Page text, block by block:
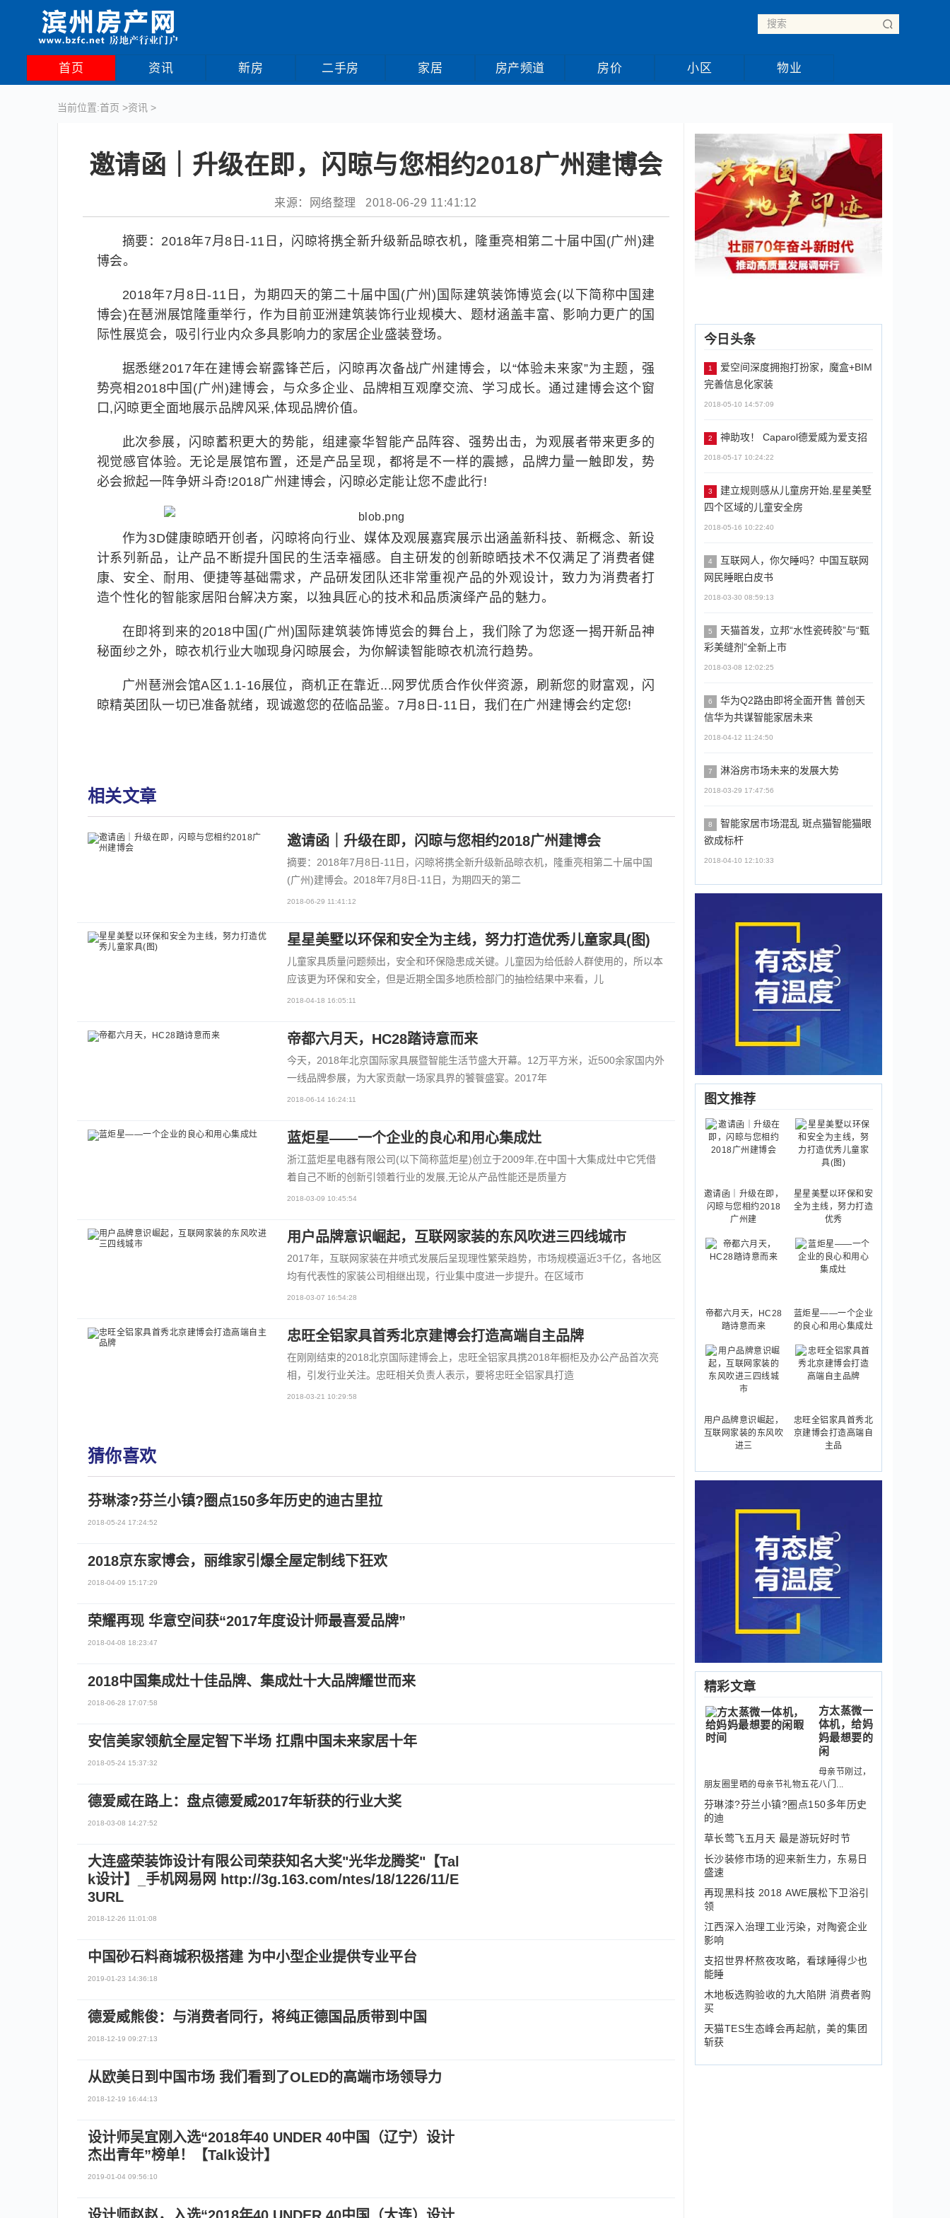
首页 资讯 新房 二手房 家居 房产频道 房价 小区 物业
当前位置:首页 >资讯 >
邀请函｜升级在即，闪晾与您相约2018广州建博会
来源：网络整理 2018-06-29 11:41:12
摘要：2018年7月8日-11日，闪晾将携全新升级新品晾衣机，隆重亮相第二十届中国(广州)建
博会。
2018年7月8日-11日，为期四天的第二十届中国(广州)国际建筑装饰博览会(以下简称中国建
博会)在琶洲展馆隆重举行，作为目前亚洲建筑装饰行业规模大、题材涵盖丰富、影响力更广的国
际性展览会，吸引行业内众多具影响力的家居企业盛装登场。
据悉继2017年在建博会崭露锋芒后，闪晾再次备战广州建博会，以“体验未来家”为主题，强
势亮相2018中国(广州)建博会，与众多企业、品牌相互观摩交流、学习成长。通过建博会这个窗
口,闪晾更全面地展示品牌风采,体现品牌价值。
此次参展，闪晾蓄积更大的势能，组建豪华智能产品阵容、强势出击，为观展者带来更多的
视觉感官体验。无论是展馆布置，还是产品呈现，都将是不一样的震撼，品牌力量一触即发，势
必会掀起一阵争妍斗奇!2018广州建博会，闪晾必定能让您不虚此行!
作为3D健康晾晒开创者，闪晾将向行业、媒体及观展嘉宾展示出涵盖新科技、新概念、新设
计系列新品，让产品不断提升国民的生活幸福感。自主研发的创新晾晒技术不仅满足了消费者健
康、安全、耐用、便捷等基础需求，产品研发团队还非常重视产品的外观设计，致力为消费者打
造个性化的智能家居阳台解决方案，以独具匠心的技术和品质演绎产品的魅力。
在即将到来的2018中国(广州)国际建筑装饰博览会的舞台上，我们除了为您逐一揭开新品神
秘面纱之外，晾衣机行业大咖现身闪晾展会，为你解读智能晾衣机流行趋势。
广州琶洲会馆A区1.1-16展位，商机正在靠近...网罗优质合作伙伴资源，刷新您的财富观，闪
晾精英团队一切已准备就绪，现诚邀您的莅临品鉴。7月8日-11日，我们在广州建博会约定您!
相关文章
邀请函｜升级在即，闪晾与您相约2018广州建博会
摘要：2018年7月8日-11日，闪晾将携全新升级新品晾衣机，隆重亮相第二十届中国
(广州)建博会。2018年7月8日-11日，为期四天的第二
2018-06-29 11:41:12
星星美墅以环保和安全为主线，努力打造优秀儿童家具(图)
儿童家具质量问题频出，安全和环保隐患成关键。儿童因为给低龄人群使用的，所以本
应该更为环保和安全，但是近期全国多地质检部门的抽检结果中来看，儿
2018-04-18 16:05:11
帝都六月天，HC28踏诗意而来
今天，2018年北京国际家具展暨智能生活节盛大开幕。12万平方米，近500余家国内外
一线品牌参展，为大家贡献一场家具界的饕餮盛宴。2017年
2018-06-14 16:24:11
蓝炬星——一个企业的良心和用心集成灶
浙江蓝炬星电器有限公司(以下简称蓝炬星)创立于2009年,在中国十大集成灶中它凭借
着自己不断的创新引领着行业的发展,无论从产品性能还是质量方
2018-03-09 10:45:54
用户品牌意识崛起，互联网家装的东风吹进三四线城市
2017年，互联网家装在井喷式发展后呈现理性繁荣趋势，市场规模逼近3千亿，各地区
均有代表性的家装公司相继出现，行业集中度进一步提升。在区域市
2018-03-07 16:54:28
忠旺全铝家具首秀北京建博会打造高端自主品牌
在刚刚结束的2018北京国际建博会上，忠旺全铝家具携2018年橱柜及办公产品首次亮
相，引发行业关注。忠旺相关负责人表示，要将忠旺全铝家具打造
2018-03-21 10:29:58
猜你喜欢
芬琳漆?芬兰小镇?圈点150多年历史的迪古里拉
2018-05-24 17:24:52
2018京东家博会，丽维家引爆全屋定制线下狂欢
2018-04-09 15:17:29
荣耀再现 华意空间获“2017年度设计师最喜爱品牌”
2018-04-08 18:23:47
2018中国集成灶十佳品牌、集成灶十大品牌耀世而来
2018-06-28 17:07:58
安信美家领航全屋定智下半场 扛鼎中国未来家居十年
2018-05-24 15:37:32
德爱威在路上：盘点德爱威2017年斩获的行业大奖
2018-03-08 14:27:52
大连盛荣装饰设计有限公司荣获知名大奖"光华龙腾奖"【Tal
k设计】_手机网易网 http://3g.163.com/ntes/18/1226/11/E
3URL
2018-12-26 11:01:08
中国砂石料商城积极搭建 为中小型企业提供专业平台
2019-01-23 14:36:18
德爱威熊俊：与消费者同行，将纯正德国品质带到中国
2018-12-19 09:27:13
从欧美日到中国市场 我们看到了OLED的高端市场领导力
2018-12-19 16:44:13
设计师吴宜刚入选“2018年40 UNDER 40中国（辽宁）设计
杰出青年”榜单！【Talk设计】
2019-01-04 09:56:10
今日头条
1
爱空间深度拥抱打扮家，魔盒+BIM
完善信息化家装
2018-05-10 14:57:09
2 神助攻！ Caparol德爱威为爱支招
2018-05-17 10:24:22
3
建立规则感从儿童房开始,星星美墅
四个区域的儿童安全房
2018-05-16 10:22:40
4
互联网人，你欠睡吗？中国互联网
网民睡眠白皮书
2018-03-30 08:59:13
5
天猫首发，立邦“水性瓷砖胶”与“甄
彩美缝剂”全新上市
2018-03-08 12:02:25
6
华为Q2路由即将全面开售 普创天
信华为共谋智能家居未来
2018-04-12 11:24:50
7 淋浴房市场未来的发展大势
2018-03-29 17:47:56
8
智能家居市场混乱 斑点猫智能猫眼
欲成标杆
2018-04-10 12:10:33
图文推荐
邀请函｜升级在即，
闪晾与您相约2018
广州建
星星美墅以环保和安
全为主线，努力打造
优秀
帝都六月天，HC28
踏诗意而来
蓝炬星——一个企业
的良心和用心集成灶
用户品牌意识崛起，
互联网家装的东风吹
进三
忠旺全铝家具首秀北
京建博会打造高端自
主品
精彩文章
方太蒸微一
体机，给妈
妈最想要的
闲
母亲节刚过，
朋友圈里晒的母亲节礼物五花八门...
芬琳漆?芬兰小镇?圈点150多年历史
的迪
草长莺飞五月天 最是游玩好时节
长沙装修市场的迎来新生力，东易日
盛速
再现黑科技 2018 AWE展松下卫浴引
领
江西深入治理工业污染，对陶瓷企业
影响
支招世界杯熬夜攻略，看球睡得少也
能睡
木地板选购验收的九大陷阱 消费者购
买
天猫TES生态峰会再起航，美的集团
斩获